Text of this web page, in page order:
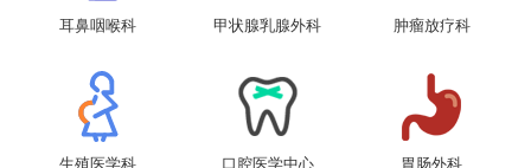
耳鼻咽喉科 甲状腺乳腺外科 肿瘤放疗科
生殖医学科 口腔医学中心 胃肠外科